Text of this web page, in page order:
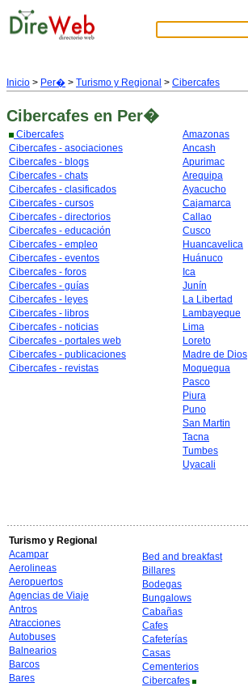
Inicio > Per� > Turismo y Regional > Cibercafes
Cibercafes en Per�
Cibercafes
Cibercafes - asociaciones
Cibercafes - blogs
Cibercafes - chats
Cibercafes - clasificados
Cibercafes - cursos
Cibercafes - directorios
Cibercafes - educación
Cibercafes - empleo
Cibercafes - eventos
Cibercafes - foros
Cibercafes - guías
Cibercafes - leyes
Cibercafes - libros
Cibercafes - noticias
Cibercafes - portales web
Cibercafes - publicaciones
Cibercafes - revistas
Amazonas
Ancash
Apurimac
Arequipa
Ayacucho
Cajamarca
Callao
Cusco
Huancavelica
Huánuco
Ica
Junín
La Libertad
Lambayeque
Lima
Loreto
Madre de Dios
Moquegua
Pasco
Piura
Puno
San Martin
Tacna
Tumbes
Uyacali
Turismo y Regional
Acampar
Aerolineas
Aeropuertos
Agencias de Viaje
Antros
Atracciones
Autobuses
Balnearios
Barcos
Bares
Bed and breakfast
Billares
Bodegas
Bungalows
Cabañas
Cafes
Cafeterías
Casas
Cementerios
Cibercafes